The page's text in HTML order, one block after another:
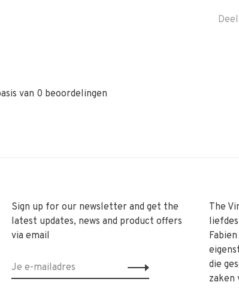
van 0 beoordelingen
Sign up for our newsletter and get the
latest updates, news and product offers
via email
The
die
zaken